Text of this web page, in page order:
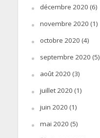
décembre 2020 (6)
novembre 2020 (1)
octobre 2020 (4)
septembre 2020 (5)
août 2020 (3)
juillet 2020 (1)
juin 2020 (1)
mai 2020 (5)